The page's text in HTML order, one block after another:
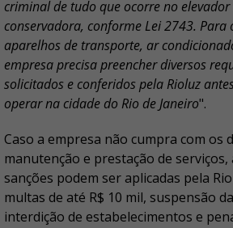
criminal de tudo que ocorre no
conservadora, conforme Lei 2743. Para
aparelhos de transporte, ar
empresa precisa preencher diversos
solicitados e conferidos pela Rioluz
operar na cidade do Rio de Janeiro".
Caso a empresa não cumpra com os
manutenção e prestação de serviços,
sanções podem ser aplicadas pela
multas de até R$ 10 mil, suspensão
interdição de estabelecimentos e